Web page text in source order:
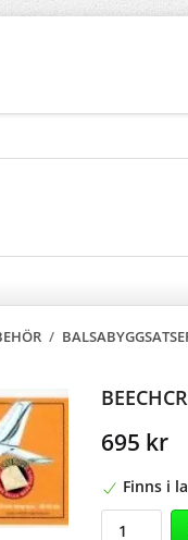
/
695 kr
Finns i